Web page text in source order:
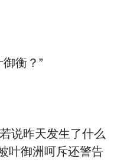
衡？”
说昨天发生了什么
叶御洲呵斥还警告